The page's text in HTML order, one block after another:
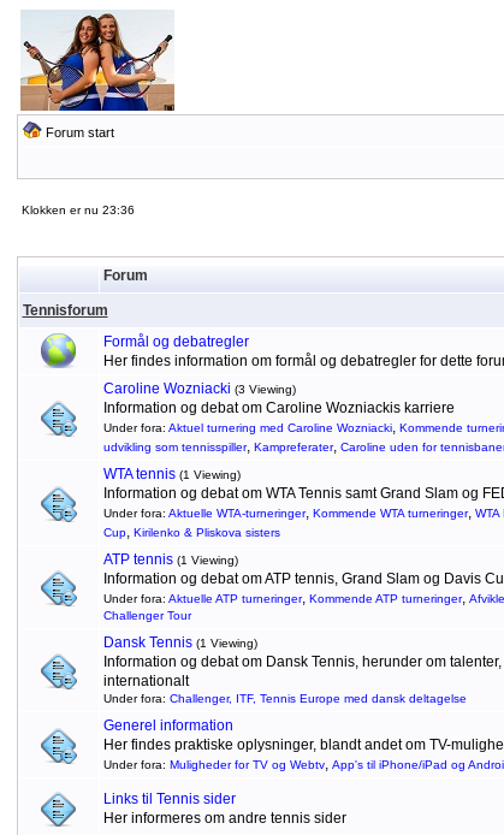
Forum start
Klokken er nu 23:36
Forum
Tennisforum
Formål og debatregler
Her findes information om formål og debatregler for dette
Caroline Wozniacki (3 Viewing)
Information og debat om Caroline Wozniackis karriere
Under fora: Aktuel turnering med Caroline Wozniacki, Kommende
udvikling som tennisspiller, Kampreferater, Caroline uden for
WTA tennis (1 Viewing)
Information og debat om WTA Tennis samt Grand Slam og
Under fora: Aktuelle WTA-turneringer, Kommende WTA turneringer, WTA
Cup, Kirilenko & Pliskova sisters
ATP tennis (1 Viewing)
Information og debat om ATP tennis, Grand Slam og Davis
Under fora: Aktuelle ATP turneringer, Kommende ATP turneringer,
Challenger Tour
Dansk Tennis (1 Viewing)
Information og debat om Dansk Tennis, herunder om
internationalt
Under fora: Challenger, ITF, Tennis Europe med dansk deltagelse
Generel information
Her findes praktiske oplysninger, blandt andet om TV-
Under fora: Muligheder for TV og Webtv, App's til iPhone/iPad og
Links til Tennis sider
Her informeres om andre tennis sider